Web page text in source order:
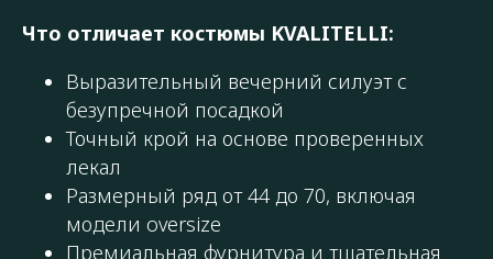
Что отличает костюмы KVALITELLI:
Выразительный вечерний силуэт с
безупречной посадкой
Точный крой на основе проверенных
лекал
Размерный ряд от 44 до 70, включая
модели oversize
Премиальная фурнитура и тщательная